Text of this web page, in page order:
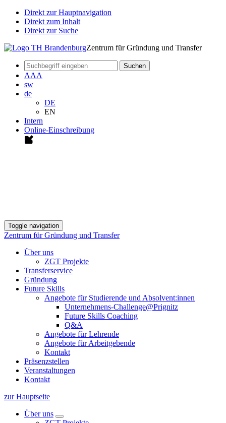
Direkt zur Hauptnavigation
Direkt zum Inhalt
Direkt zur Suche
Suchen
AAA
sw
de
DE
EN
Intern
Online-Einschreibung
Zentrum für Gründung und Transfer
Toggle navigation
Zentrum für Gründung und Transfer
Über uns
ZGT Projekte
Transferservice
Gründung
Future Skills
Angebote für Studierende und Absolvent:innen
Unternehmens-Challenge@Prignitz
Future Skills Coaching
Q&A
Angebote für Lehrende
Angebote für Arbeitgebende
Kontakt
Präsenzstellen
Veranstaltungen
Kontakt
zur Hauptseite
Über uns